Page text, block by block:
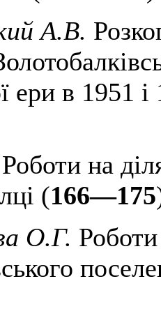
А.В.
ери в 1951 і
Роботи на
(166—175
О.Г.